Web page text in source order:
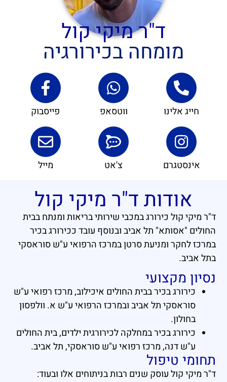
ד"ר מיקי קול
מומחה בכירורגיה
חייג אלינו ווטסאפ פייסבוק
אינסטגרם צ'אט מייל
אודות ד"ר מיקי קול
ד"ר מיקי קול כירורג במכבי שירותי בריאות ומנתח בבית
החולים "אסותא" תל אביב ובנוסף עובד ככירורג בכיר
במרכז לחקר ומניעת סרטן במרכז הרפואי ע"ש סוראסקי
בתל אביב.
נסיון מקצועי
כירורג בכיר בבית החולים איכילוב, מרכז רפואי ע"ש
סוראסקי תל אביב ובמרכז הרפואי ע"ש א. וולפסון
בחולון.
כירורג בכיר במחלקה לכירורגית ילדים, בית החולים
ע"ש דנה, מרכז רפואי ע"ש סוראסקי, תל אביב.
תחומי טיפול
ד"ר מיקי קול עוסק שנים רבות בניתוחים אלו ובעוד: